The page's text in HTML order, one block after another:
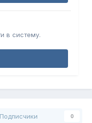
в систему.
Подписчики 0